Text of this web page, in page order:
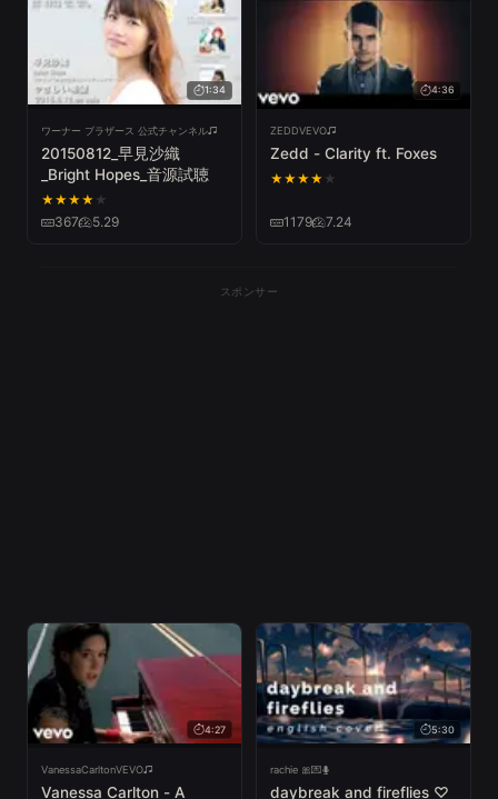
1:34
ワーナー ブラザース 公式チャンネル
20150812_早見沙織
_Bright Hopes_音源試聴
★★★★ ★
367 5.29
4:36
ZEDDVEVO
Zedd - Clarity ft. Foxes
★★★★ ★
1179 7.24
スポンサー
4:27
VanessaCarltonVEVO
Vanessa Carlton - A
5:30
rachie 🎀💌
daybreak and fireflies ♡